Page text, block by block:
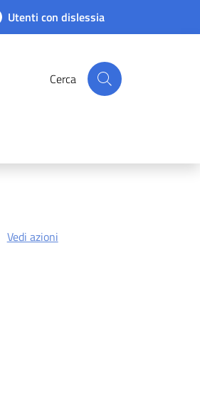
Utenti con dislessia
Cerca
Vedi azioni